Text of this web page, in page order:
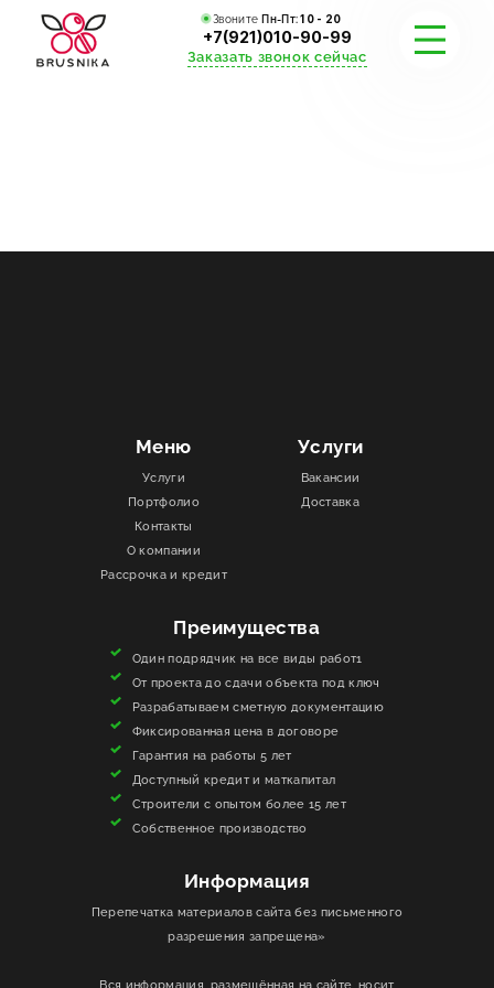
Звоните Пн-Пт:10 - 20
+7(921)010-90-99
Заказать звонок сейчас
СТОИМОСТЬ
О КОМПАНИИ
ИНФОРМАЦИЯ
Меню
Услуги
Портфолио
Контакты
О компании
Рассрочка и кредит
Услуги
Вакансии
Доставка
Преимущества
Один подрядчик на все виды работ1
От проекта до сдачи объекта под ключ
Разрабатываем сметную документацию
Фиксированная цена в договоре
Гарантия на работы 5 лет
Доступный кредит и маткапитал
Строители с опытом более 15 лет
Собственное производство
Информация
Перепечатка материалов сайта без письменного
разрешения запрещена»
Вся информация, размещённая на сайте, носит